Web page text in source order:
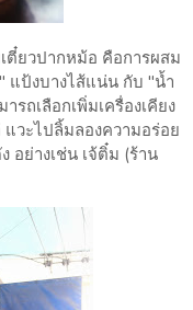
ตี๋ยวปากหม้อ คือการผสม
แป้งบางไส้แน่น กับ "น้ำ
ถเลือกเพิ่มเครื่องเคียง
วะไปลิ้มลองความอร่อย
ย่างเช่น เจ้ติ๋ม (ร้าน